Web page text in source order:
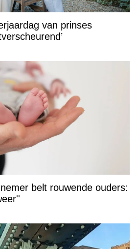
van prinses
belt rouwende ouders: